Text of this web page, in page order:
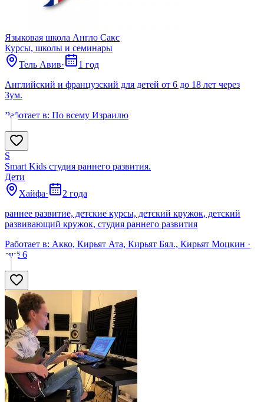
Языковая школа Англо Сакс
Курсы, школы и семинары
Тель Авив·
1 год
Английский и французский для детей от 6 до 18 лет через
Зум.
Работает в: По всему Израилю
S
Smart Kids студия раннего развития.
Дети
Хайфа·
2 года
раннее развитие, детские курсы, детский кружок, детский
развивающий кружок, студия раннего развития
Работает в: Акко, Кирьят Ата, Кирьят Бял., Кирьят Моцкин ·
ещё 6